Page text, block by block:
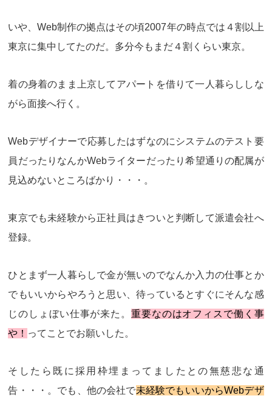
いや、Web制作の拠点はその頃2007年の時点では ４割以上
東京に集中 してたのだ。多分今もまだ４割くらい東京。
着の身着のまま上京してアパートを借りて一人暮らししな
がら面接へ行く。
Webデザイナーで応募したはずなのに システムのテスト要
員 だったりなんかWebライターだったり希望通りの配属が
見込めないところばかり・・・。
東京でも未経験から正社員はきついと判断して派遣会社へ
登録。
ひとまず一人暮らしで金が無いのでなんか入力の仕事とか
でもいいからやろうと思い、待っているとすぐにそんな感
じのしょぼい仕事が来た。 重要なのはオフィスで働く事
や！ ってことでお願いした。
そしたら 既に採用枠埋まってました との無慈悲な通
告・・・。でも、他の会社で未経験でもいいからWebデザ